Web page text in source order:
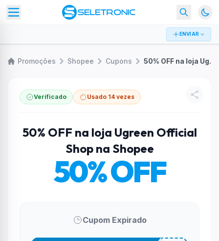
ENVIAR
Promoções Shopee Cupons 50% OFF na loja Ugreen Official Shop na Shopee
Verificado Usado 14 vezes
50% OFF na loja Ugreen Official
Shop na Shopee
50% OFF
Cupom Expirado